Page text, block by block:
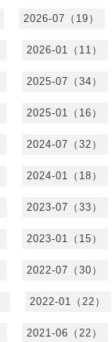
2026-07（19）
2026-01（11）
2025-07（34）
2025-01（16）
2024-07（32）
2024-01（18）
2023-07（33）
2023-01（15）
2022-07（30）
2022-01（22）
2021-06（22）